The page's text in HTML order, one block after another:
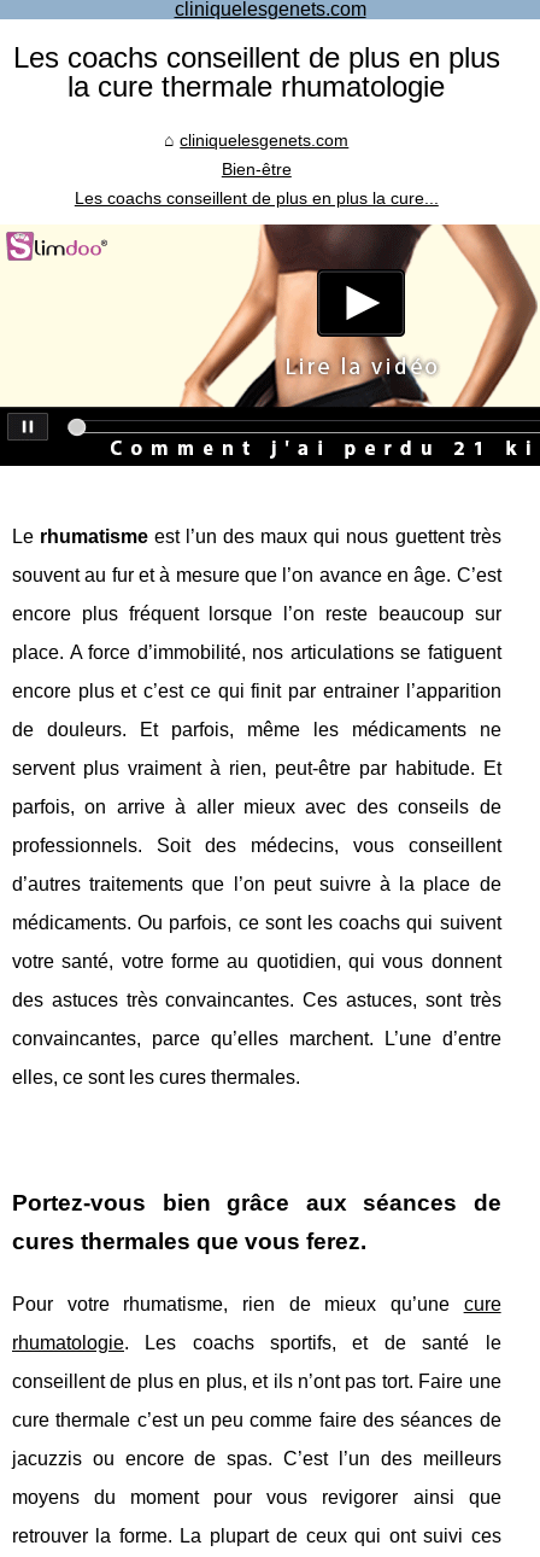
Les coachs conseillent de plus en plus
la cure thermale rhumatologie
cliniquelesgenets.com
Bien-être
Les coachs conseillent de plus en plus la cure...
Le rhumatisme est l’un des maux qui nous guettent très
souvent au fur et à mesure que l’on avance en âge. C’est
encore plus fréquent lorsque l’on reste beaucoup sur
place. A force d’immobilité, nos articulations se fatiguent
encore plus et c’est ce qui finit par entrainer l’apparition
de douleurs. Et parfois, même les médicaments ne
servent plus vraiment à rien, peut-être par habitude. Et
parfois, on arrive à aller mieux avec des conseils de
professionnels. Soit des médecins, vous conseillent
d’autres traitements que l’on peut suivre à la place de
médicaments. Ou parfois, ce sont les coachs qui suivent
votre santé, votre forme au quotidien, qui vous donnent
des astuces très convaincantes. Ces astuces, sont très
convaincantes, parce qu’elles marchent. L’une d’entre
elles, ce sont les cures thermales.
Portez-vous bien grâce aux séances de
cures thermales que vous ferez.
Pour votre rhumatisme, rien de mieux qu’une cure
rhumatologie. Les coachs sportifs, et de santé le
conseillent de plus en plus, et ils n’ont pas tort. Faire une
cure thermale c’est un peu comme faire des séances de
jacuzzis ou encore de spas. C’est l’un des meilleurs
moyens du moment pour vous revigorer ainsi que
retrouver la forme. La plupart de ceux qui ont suivi ces
cliniquelesgenets.com